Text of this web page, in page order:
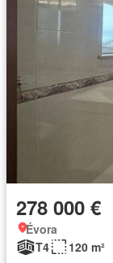
278 000 €
Évora
T4
120 m²